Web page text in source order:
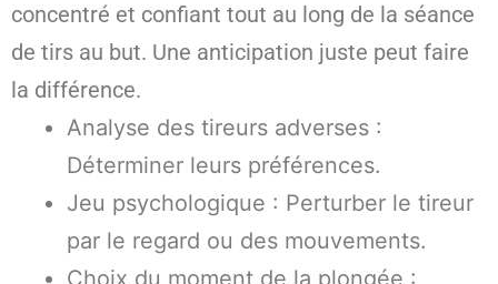
concentré et confiant tout au long de la séance
de tirs au but. Une anticipation juste peut faire
la différence.
Analyse des tireurs adverses :
Déterminer leurs préférences.
Jeu psychologique : Perturber le tireur
par le regard ou des mouvements.
Choix du moment de la plongée :